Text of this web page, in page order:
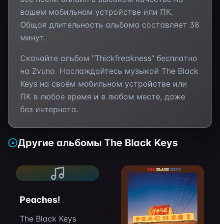
вашем мобильном устройстве или ПК.
Общая длительность альбома составляет 38
минут.
Скачайте альбом "Thickfreakness" бесплатно
на Zvuno. Наслаждайтесь музыкой The Black
Keys на своём мобильном устройстве или
ПК в любое время и в любом месте, даже
без интернета.
Другие альбомы The Black Keys
Peaches!
The Black Keys